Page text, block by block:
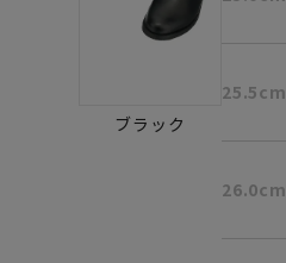
ブラック
25.5cm
26.0cm